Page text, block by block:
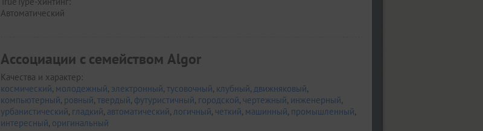
Автоматический
Ассоциации c семейством Algor
Качества и характер:
космический, молодежный, электронный, тусовочный, клубный, движняковый,
компьютерный, ровный, твердый, футуристичный, городской, чертежный, инженерный,
урбанистический, гладкий, автоматический, логичный, четкий, машинный, промышленный,
интересный, оригинальный